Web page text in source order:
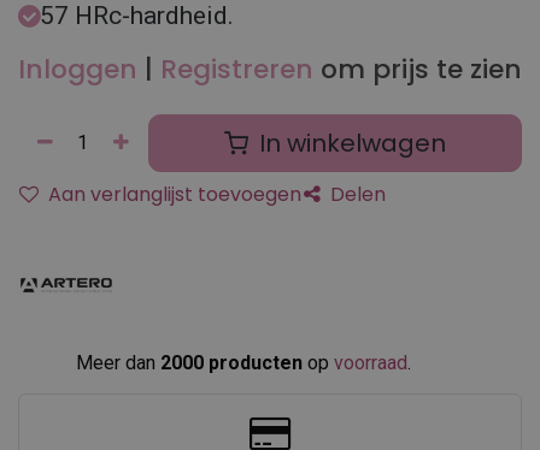
57 HRc-hardheid.
Inloggen | Registreren om prijs te zien
In winkelwagen
Aan verlanglijst toevoegen Delen
Meer dan 2000 producten op voorraad